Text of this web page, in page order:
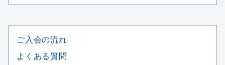
ご入会の流れ
よくある質問